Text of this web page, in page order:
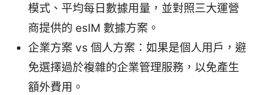
模式、平均每日數據用量，並對照三大運營
商提供的 esIM 數據方案。
企業方案 vs 個人方案：如果是個人用戶，避
免選擇過於複雜的企業管理服務，以免產生
額外費用。